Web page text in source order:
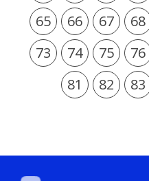
65
66 67 68
73
74 75 76
81
82 83